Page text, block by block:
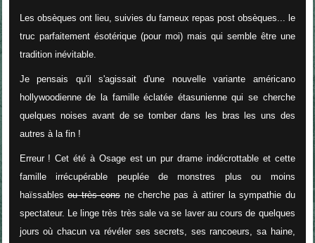
Les obsèques ont lieu, suivies du fameux repas post obsèques... le
truc parfaitement ésotérique (pour moi) mais qui semble être une
tradition inévitable.
Je pensais qu'il s'agissait d'une nouvelle variante américano
hollywoodienne de la famille éclatée étasunienne qui se cherche
quelques noises avant de se tomber dans les bras les uns des
autres à la fin !
Erreur ! Cet été à Osage est un pur drame indécrottable et cette
famille irrécupérable peuplée de monstres plus ou moins
haïssablesou très cons ne cherche pas à attirer la sympathie du
spectateur. Le linge très très sale va se laver au cours de quelques
jours où chacun va révéler ses secrets, ses rancoeurs, sa haine,